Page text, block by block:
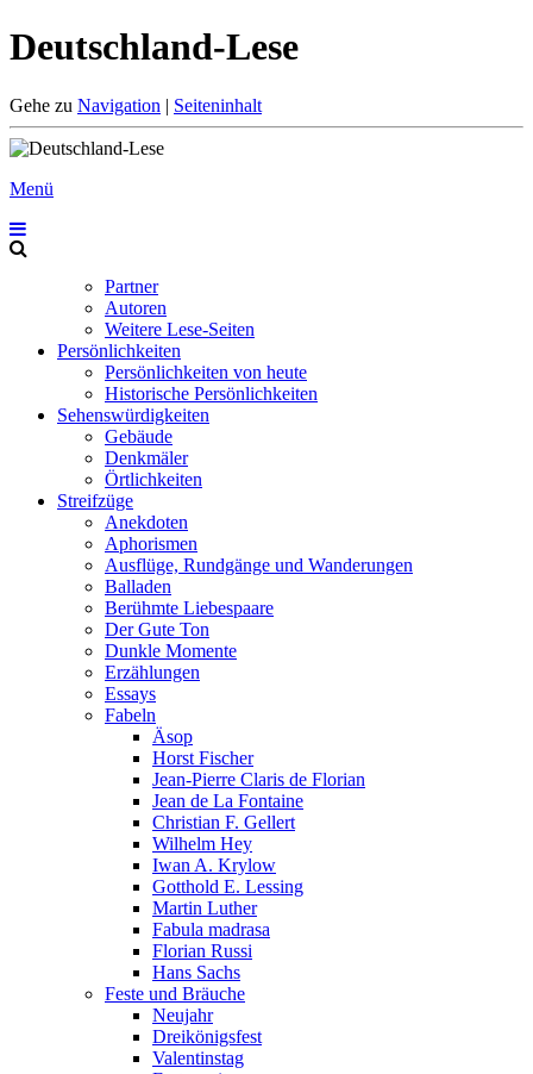
Deutschland-Lese
Gehe zu Navigation | Seiteninhalt
Menü
Partner
Autoren
Weitere Lese-Seiten
Persönlichkeiten
Persönlichkeiten von heute
Historische Persönlichkeiten
Sehenswürdigkeiten
Gebäude
Denkmäler
Örtlichkeiten
Streifzüge
Anekdoten
Aphorismen
Ausflüge, Rundgänge und Wanderungen
Balladen
Berühmte Liebespaare
Der Gute Ton
Dunkle Momente
Erzählungen
Essays
Fabeln
Äsop
Horst Fischer
Jean-Pierre Claris de Florian
Jean de La Fontaine
Christian F. Gellert
Wilhelm Hey
Iwan A. Krylow
Gotthold E. Lessing
Martin Luther
Fabula madrasa
Florian Russi
Hans Sachs
Feste und Bräuche
Neujahr
Dreikönigsfest
Valentinstag